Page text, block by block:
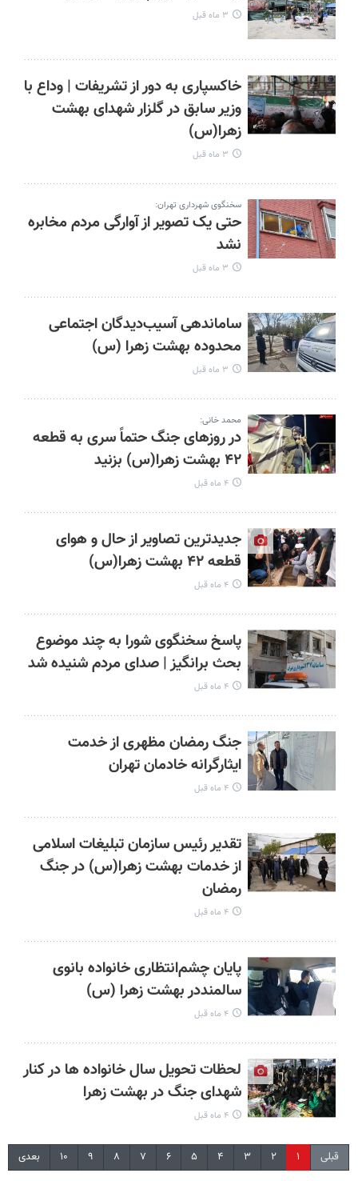
۳ ماه قبل
خاکسپاری به دور از تشریفات | وداع با
وزیر سابق در گلزار شهدای بهشت
زهرا(س)
۳ ماه قبل
سخنگوی شهرداری تهران:
حتی یک تصویر از آوارگی مردم مخابره
نشد
۳ ماه قبل
ساماندهی آسیب‌دیدگان اجتماعی
محدوده بهشت زهرا (س)
۳ ماه قبل
محمد خانی:
در روزهای جنگ حتماً سری به قطعه
۴۲ بهشت زهرا(س) بزنید
۴ ماه قبل
جدیدترین تصاویر از حال و هوای
قطعه ۴۲ بهشت زهرا(س)
۴ ماه قبل
پاسخ سخنگوی شورا به چند موضوع
بحث برانگیز | صدای مردم شنیده شد
۴ ماه قبل
جنگ رمضان مظهری از خدمت
ایثارگرانه خادمان تهران
۴ ماه قبل
تقدیر رئیس سازمان تبلیغات اسلامی
از خدمات بهشت زهرا(س) در جنگ
رمضان
۴ ماه قبل
پایان چشم‌انتظاری خانواده بانوی
سالمنددر بهشت زهرا (س)
۴ ماه قبل
لحظات تحویل سال خانواده ها در کنار
شهدای جنگ در بهشت زهرا
۴ ماه قبل
قبلی ۱ ۲ ۳ ۴ ۵ ۶ ۷ ۸ ۹ ۱۰ بعدی